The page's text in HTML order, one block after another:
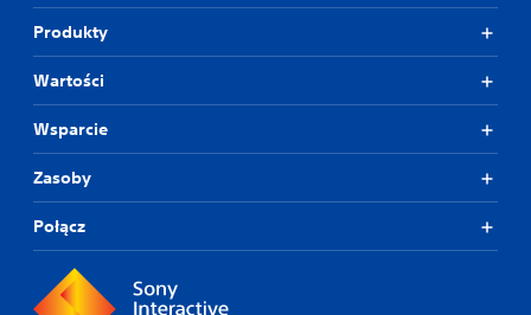
Produkty
Wartości
Wsparcie
Zasoby
Połącz